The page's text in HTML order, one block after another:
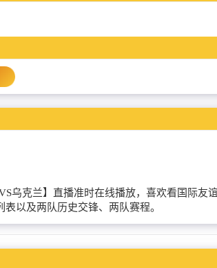
乌克兰】直播准时在线播放，喜欢看国际
以及两队历史交锋、两队赛程。